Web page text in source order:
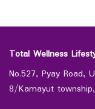
Total Wellness
No.527, Pyay Road,
8/Kamayut